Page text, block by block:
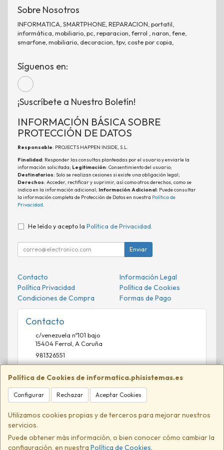
Política de Cookies de informatica.phisistemas.es
Configurar Rechazar Aceptar Cookies
Utilizamos cookies propias y de terceros para mejorar nuestros
servicios.
Puede obtener más información, o bien conocer cómo cambiar la
configuración, en nuestra Política de Cookies.
Sobre Nosotros
INFORMATICA, SMARTPHONE, REPARACION, portatil,
informática, mobiliario, pc, reparacion, ferrol , naron, fene,
smarfone, mobiliario, decoracion, tpv, coste por copia,
Síguenos en:
¡Suscríbete a Nuestro Boletín!
INFORMACIÓN BÁSICA SOBRE
PROTECCIÓN DE DATOS
Responsable: PROJECTS HAPPEN INSIDE, S.L.
Finalidad: Responder las consultas planteadas por el usuario y enviarle la
información solicitada; Legitimación: Consentimiento del usuario;
Destinatarios: Solo se realizan cesiones si existe una obligación legal;
Derechos: Acceder, rectificar y suprimir, así como otros derechos, como se
indica en la información adicional; Información Adicional: Puede consultar
la información completa de Protección de Datos en nuestra Política de
Privacidad.
He leído y acepto la Política de Privacidad
Enviar
Contacto
Información Legal
Política Privacidad
Política de Cookies
Condiciones de Compra
Formas de Pago
Contacto
c/venezuela nº101 bajo
15404Ferrol A Coruña
981326551
comercial@phisistemas.es
Horario
09:00-13:00 16:00-20:00